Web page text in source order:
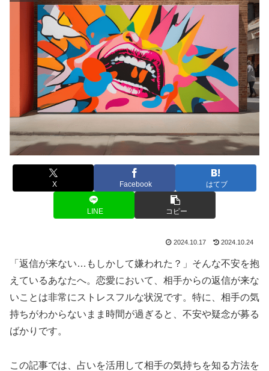
X Facebook はてブ
LINE コピー
2024.10.17 2024.10.24
「返信が来ない…もしかして嫌われた？」そんな不安を抱
えているあなたへ。恋愛において、相手からの返信が来な
いことは非常にストレスフルな状況です。特に、相手の気
持ちがわからないまま時間が過ぎると、不安や疑念が募る
ばかりです。
この記事では、占いを活用して相手の気持ちを知る方法を